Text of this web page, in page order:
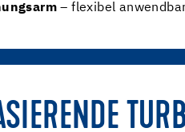
– flexibel